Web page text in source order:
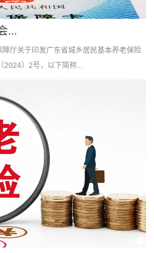
...
厅关于印发广东省城乡居民基本养老保险
2024〕2号，以下简称...